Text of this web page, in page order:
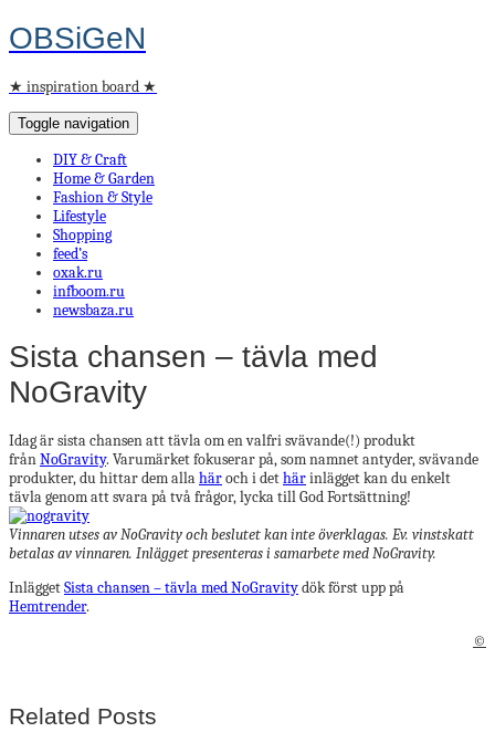
OBSiGeN
★ inspiration board ★
Toggle navigation
DIY & Craft
Home & Garden
Fashion & Style
Lifestyle
Shopping
feed’s
oxak.ru
infboom.ru
newsbaza.ru
Sista chansen – tävla med
NoGravity
Idag är sista chansen att tävla om en valfri svävande(!) produkt
frånNoGravity. Varumärket fokuserar på, som namnet antyder, svävande
produkter, du hittar dem allahäroch i dethärinlägget kan du enkelt
tävla genom att svara på två frågor, lycka till God Fortsättning!
Vinnaren utses av NoGravity och beslutet kan inte överklagas. Ev. vinstskatt
betalas av vinnaren. Inlägget presenteras i samarbete medNoGravity.
InläggetSista chansen – tävla med NoGravitydök först upp på
Hemtrender.
©
Related Posts